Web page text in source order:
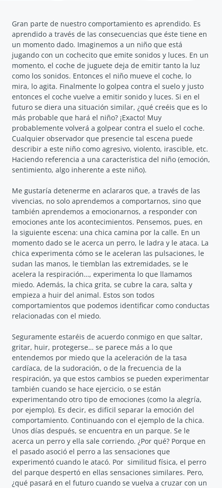
Gran parte de nuestro comportamiento es aprendido. Es
aprendido a través de las consecuencias que éste tiene en
un momento dado. Imaginemos a un niño que está
jugando con un cochecito que emite sonidos y luces. En un
momento, el coche de juguete deja de emitir tanto la luz
como los sonidos. Entonces el niño mueve el coche, lo
mira, lo agita. Finalmente lo golpea contra el suelo y justo
entonces el coche vuelve a emitir sonido y luces. Si en el
futuro se diera una situación similar, ¿qué creéis que es lo
más probable que hará el niño? ¡Exacto! Muy
probablemente volverá a golpear contra el suelo el coche.
Cualquier observador que presencie tal escena puede
describir a este niño como agresivo, violento, irascible, etc.
Haciendo referencia a una característica del niño (emoción,
sentimiento, algo inherente a este niño).
Me gustaría detenerme en aclararos que, a través de las
vivencias, no solo aprendemos a comportarnos, sino que
también aprendemos a emocionarnos, a responder con
emociones ante los acontecimientos. Pensemos, pues, en
la siguiente escena: una chica camina por la calle. En un
momento dado se le acerca un perro, le ladra y le ataca. La
chica experimenta cómo se le aceleran las pulsaciones, le
sudan las manos, le tiemblan las extremidades, se le
acelera la respiración…, experimenta lo que llamamos
miedo. Además, la chica grita, se cubre la cara, salta y
empieza a huir del animal. Estos son todos
comportamientos que podemos identificar como conductas
relacionadas con el miedo.
Seguramente estaréis de acuerdo conmigo en que saltar,
gritar, huir, protegerse… se parece más a lo que
entendemos por miedo que la aceleración de la tasa
cardíaca, de la sudoración, o de la frecuencia de la
respiración, ya que estos cambios se pueden experimentar
también cuando se hace ejercicio, o se están
experimentando otro tipo de emociones (como la alegría,
por ejemplo). Es decir, es difícil separar la emoción del
comportamiento. Continuando con el ejemplo de la chica.
Unos días después, se encuentra en un parque. Se le
acerca un perro y ella sale corriendo. ¿Por qué? Porque en
el pasado asoció el perro a las sensaciones que
experimentó cuando le atacó. Por similitud física, el perro
del parque despertó en ellas sensaciones similares. Pero,
¿qué pasará en el futuro cuando se vuelva a cruzar con un